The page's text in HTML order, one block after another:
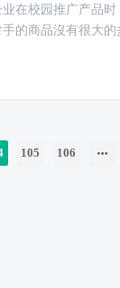
在校园推广产品
商品沒有很大的多
105 106